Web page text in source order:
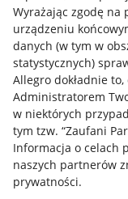
Wyrażając zgodę
urządzeniu
danych (w tym w
statystycznych)
Allegro dokładnie
Administratorem
w niektórych
tym tzw. “Zaufani
Informacja o celach
naszych partnerów
prywatności.
Przydatne
Jak to działa